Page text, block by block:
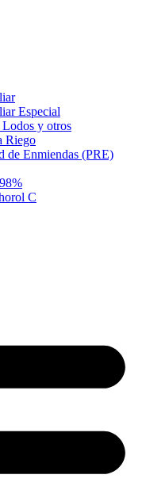
Especial
y otros
Riego
de Enmiendas (PRE)
C